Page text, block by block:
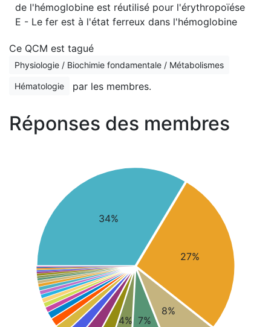
de l'hémoglobine est réutilisé pour l'érythropoïése
E - Le fer est à l'état ferreux dans l'hémoglobine
Ce QCM est tagué
Physiologie / Biochimie fondamentale / Métabolismes
Hématologie par les membres.
Réponses des membres
34%
27%
8%
7%
4%